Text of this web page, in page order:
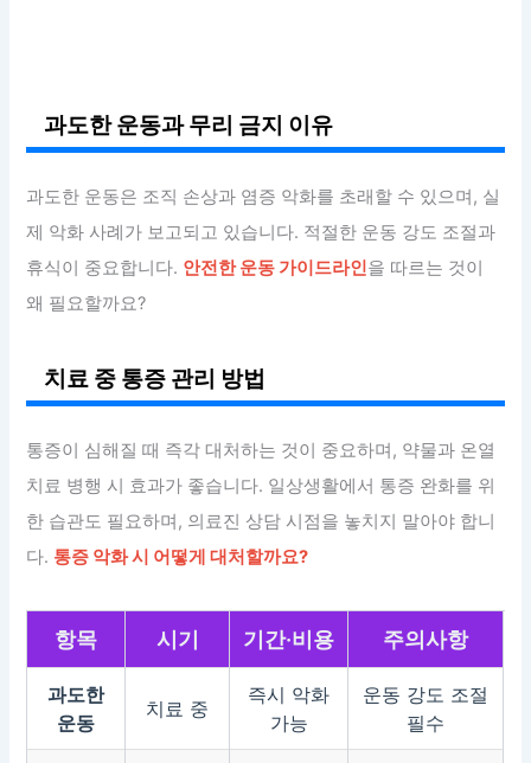
과도한 운동과 무리 금지 이유
과도한 운동은 조직 손상과 염증 악화를 초래할 수 있으며, 실
제 악화 사례가 보고되고 있습니다. 적절한 운동 강도 조절과
휴식이 중요합니다. 안전한 운동 가이드라인을 따르는 것이
왜 필요할까요?
치료 중 통증 관리 방법
통증이 심해질 때 즉각 대처하는 것이 중요하며, 약물과 온열
치료 병행 시 효과가 좋습니다. 일상생활에서 통증 완화를 위
한 습관도 필요하며, 의료진 상담 시점을 놓치지 말아야 합니
다. 통증 악화 시 어떻게 대처할까요?
항목 시기 기간·비용 주의사항
과도한
운동
치료 중
즉시 악화
가능
운동 강도 조절
필수